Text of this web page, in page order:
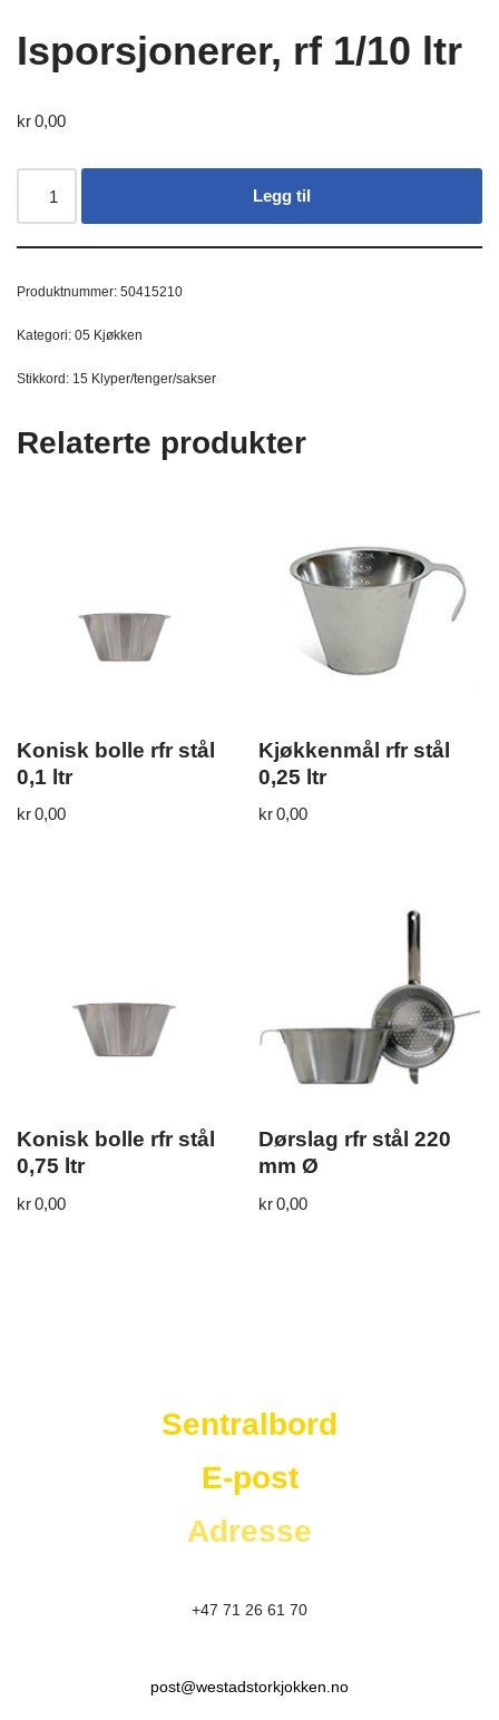
Isporsjonerer, rf 1/10 ltr
kr0,00
Legg til
Produktnummer: 50415210
Kategori: 05 Kjøkken
Stikkord: 15 Klyper/tenger/sakser
Relaterte produkter
Konisk bolle rfr stål
0,1 ltr
kr0,00
Kjøkkenmål rfr stål
0,25 ltr
kr0,00
Konisk bolle rfr stål
0,75 ltr
kr0,00
Dørslag rfr stål 220
mm Ø
kr0,00
Sentralbord
E-post
Adresse
+47 71 26 61 70
post@westadstorkjokken.no